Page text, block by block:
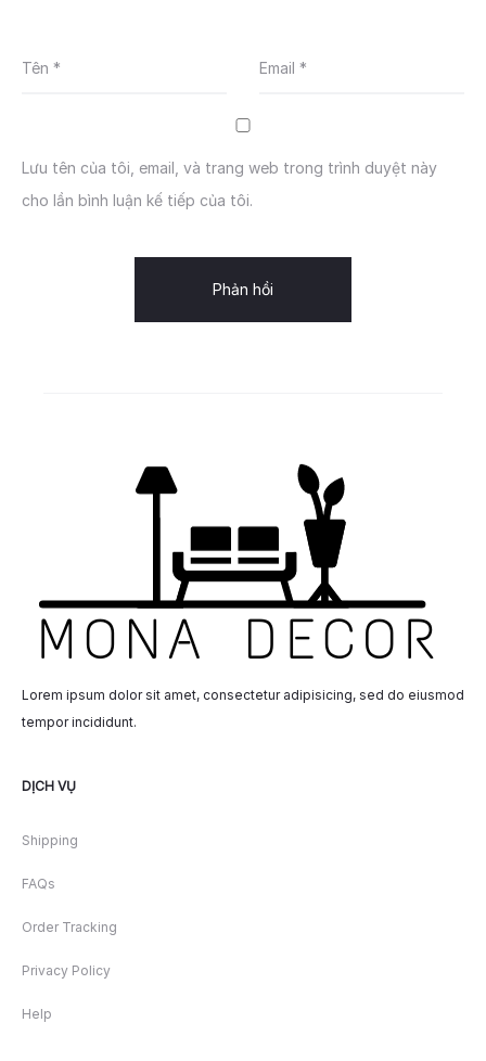
Tên * Email *
Lưu tên của tôi, email, và trang web trong trình duyệt này
cho lần bình luận kế tiếp của tôi.
Lorem ipsum dolor sit amet, consectetur adipisicing, sed do eiusmod
tempor incididunt.
DỊCH VỤ
Shipping
FAQs
Order Tracking
Privacy Policy
Help